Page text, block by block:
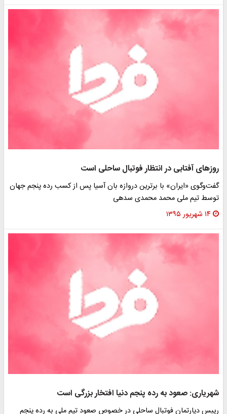
روزهای آفتابی در انتظار فوتبال ساحلی است
گفت‌و‌گوی «ایران» با برترین دروازه بان آسیا پس از کسب رده پنجم جهان
توسط تیم ملی محمد محمدی سدهی
۱۴ شهریور ۱۳۹۵
شهریاری: صعود به رده پنجم دنیا افتخار بزرگی است
رییس دپارتمان فوتبال ساحلی در خصوص صعود تیم ملی به رده پنجم